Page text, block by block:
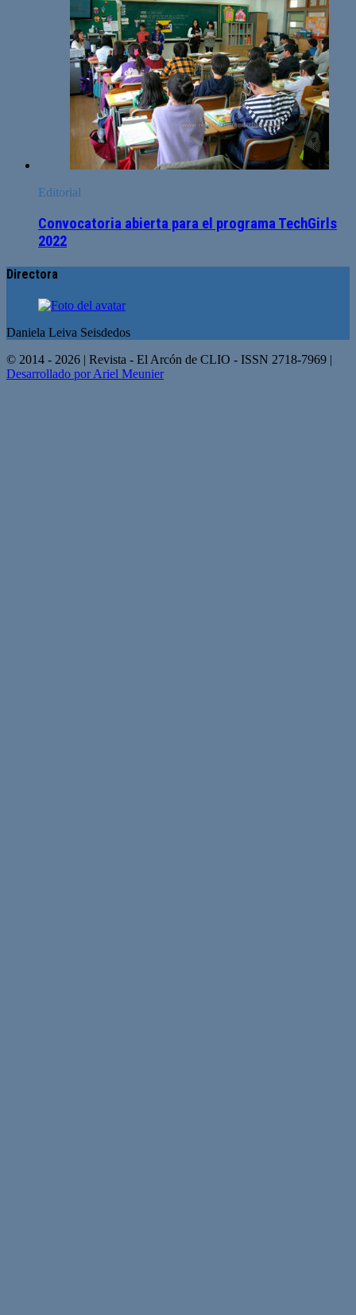
Editorial
Convocatoria abierta para el programa TechGirls
2022
Directora
Daniela Leiva Seisdedos
© 2014 - 2026 | Revista - El Arcón de CLIO - ISSN 2718-7969 |
Desarrollado por Ariel Meunier